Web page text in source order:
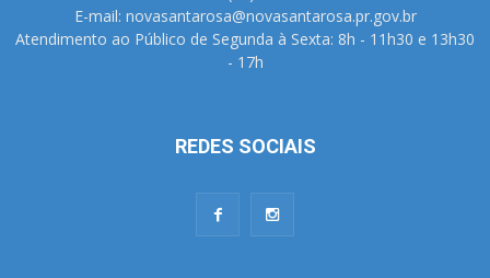
E-mail: novasantarosa@novasantarosa.pr.gov.br
Atendimento ao Público de Segunda à Sexta: 8h - 11h30 e 13h30
- 17h
REDES SOCIAIS